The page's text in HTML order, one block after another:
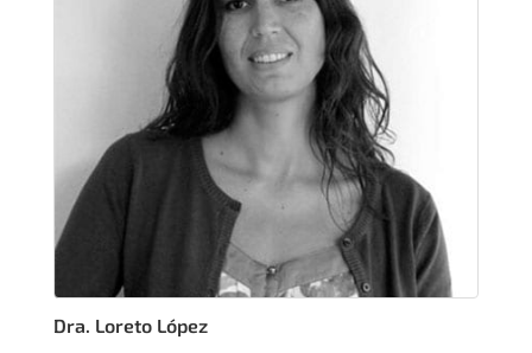
Dra. Loreto López